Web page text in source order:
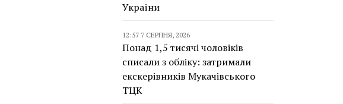
України
12:57 7 СЕРПНЯ, 2026
Понад 1,5 тисячі чоловіків
списали з обліку: затримали
екскерівників Мукачівського
ТЦК